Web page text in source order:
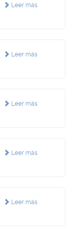
Leer más
Leer más
Leer más
Leer más
Leer más